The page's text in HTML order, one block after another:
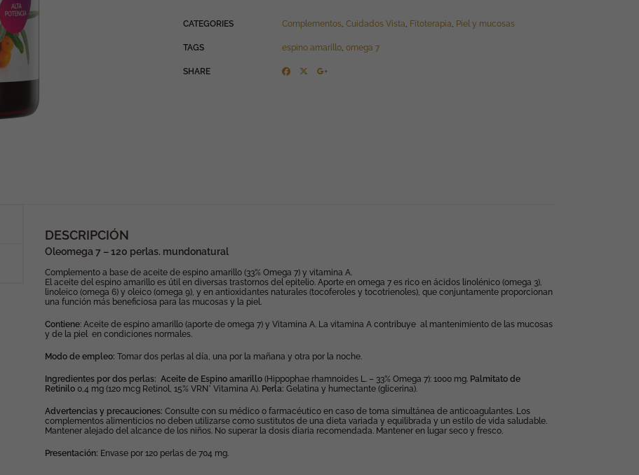
CATEGORIES Complementos ,Cuidados Vista Fitoterapia Piel y mucosas
TAGS espino amarillo ,omega 7
SHARE
DESCRIPCIÓN
Oleomega 7 – 120 perlas. mundonatural
Complemento a base de aceite de espino amarillo (33% Omega 7) y vitamina A.
El aceite del espino amarillo es útil en diversas trastornos del epitelio. Aporte en omega 7 es rico en ácidos linolénico (omega 3),
linoleico (omega 6) y oleico (omega 9), y en antioxidantes naturales (tocoferoles y tocotrienoles), que conjuntamente proporcionan
una función más beneficiosa para las mucosas y la piel.
Contiene: Aceite de espino amarillo (aporte de omega 7) y Vitamina A. La vitamina A contribuye al mantenimiento de las mucosas
y de la piel en condiciones normales.
Modo de empleo: Tomar dos perlas al día, una por la mañana y otra por la noche.
Ingredientes por dos perlas: Aceite de Espino amarillo (Hippophae rhamnoides L. – 33% Omega 7): 1000 mg. Palmitato de
Retinilo 0,4 mg (120 mcg Retinol, 15% VRN* Vitamina A). Perla: Gelatina y humectante (glicerina).
Advertencias y precauciones: Consulte con su médico o farmacéutico en caso de toma simultánea de anticoagulantes. Los
complementos alimenticios no deben utilizarse como sustitutos de una dieta variada y equilibrada y un estilo de vida saludable.
Mantener alejado del alcance de los niños. No superar la dosis diaria recomendada. Mantener en lugar seco y fresco.
Presentación: Envase por 120 perlas de 704 mg.